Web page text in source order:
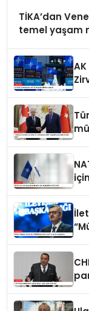
TİKA’dan
temel yaşam